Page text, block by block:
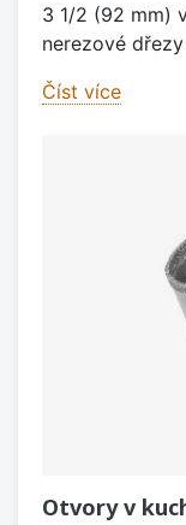
3 1/2 (92 mm)
nerezové dřezy
Číst více
Otvory v